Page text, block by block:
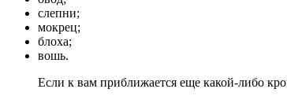
слепни;
мокрец;
блоха;
вошь.
Если к вам приближается еще какой-либо